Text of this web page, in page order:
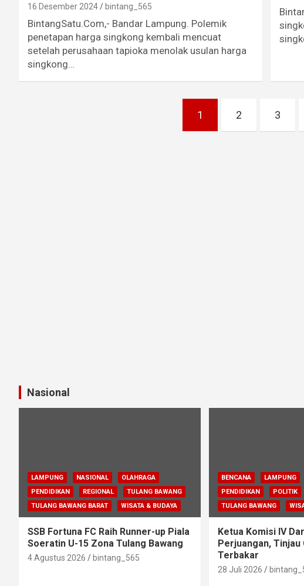
16 Desember 2024 bintang_565
BintangSatu.Com,- Bandar Lampung. Polemik
penetapan harga singkong kembali mencuat
setelah perusahaan tapioka menolak usulan harga
singkong…
1 2 3
Nasional
LAMPUNG NASIONAL
OLAHRAGA
PENDIDIKAN
REGIONAL
TULANG BAWANG
TULANG BAWANG BARAT
WISATA & BUDAYA
SSB Fortuna FC Raih Runner-up Piala
Soeratin U-15 Zona Tulang Bawang
4 Agustus 2026 bintang_565
BENCANA LAMPUNG
PENDIDIKAN
POLITIK
TULANG BAWANG
Ketua Komisi IV
Perjuangan, Tinjau
Terbakar
28 Juli 2026